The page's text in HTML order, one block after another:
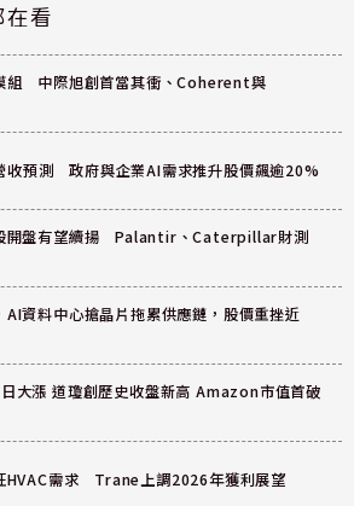
在看
組 中際旭創首當其衝、Coherent與
預測 政府與企業AI需求推升股價飆逾20%
開盤有望續揚 Palantir、Caterpillar財測
AI資料中心搶晶片拖累供應鏈，股價重挫近
大漲 道瓊創歷史收盤新高 Amazon市值首破
HVAC需求 Trane上調2026年獲利展望